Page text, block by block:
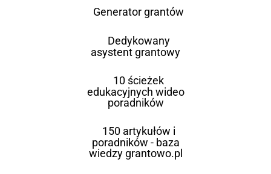
Generator grantów
Dedykowany
asystent grantowy
10 ścieżek
edukacyjnych wideo
poradników
150 artykułów i
poradników - baza
wiedzy grantowo.pl